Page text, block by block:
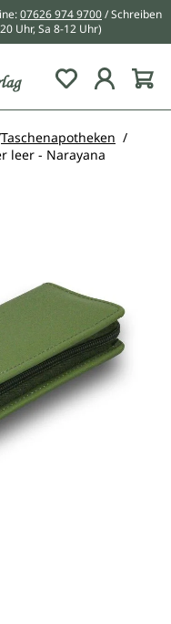
07626 974 9700/ Schreiben
Uhr, Sa 8-12 Uhr)
Du hast 0
Taschenapotheken
leer - Narayana